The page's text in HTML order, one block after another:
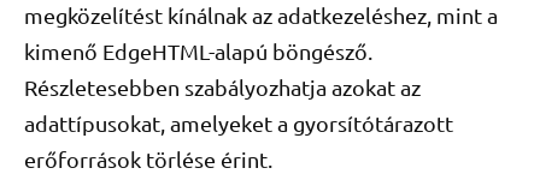
megközelítést kínálnak az adatkezeléshez, mint a
kimenő EdgeHTML-alapú böngésző.
Részletesebben szabályozhatja azokat az
adattípusokat, amelyeket a gyorsítótárazott
erőforrások törlése érint.